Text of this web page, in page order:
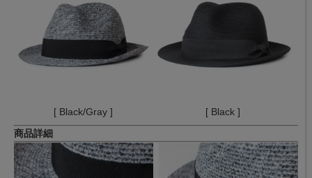
[ Black/Gray ]
[ Black ]
商品詳細